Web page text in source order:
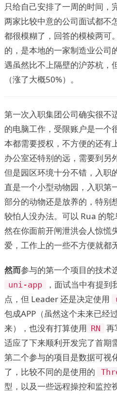
只给自己安排了一周的时间，
两家比较中意的公司面试都不
都很模糊了，回答的模棱两可
的，是本地的一家制造业公司
遇虽然比不上隔壁的沪苏杭，
（涨了大概50%）。
第一次入职集团公司确实很不
的电脑工作，受限账户是一个
本都需要授权，不方便的还有
办公室还特别的远，需要到另
但是园区环境十分不错，入职
直是一个小型动物园，入职第
部分的动物还是放养的，特别
较怕人没办法。可以 Rua 的
然在你面前开闸泄洪会人惊慌
爱，工作上的一些不方便就都
然而参与的第一个项目的技术
uni-app
，面试当中有提
点，但 Leader 还是决定使用
包成APP（虽然这个未来已经
来），也没有打算使用 RN
再
适应了下来顺利开发完了首期
第二个参与的项目是数据可视
了，比较不同的是使用的
型，以及一些远程操控和监控